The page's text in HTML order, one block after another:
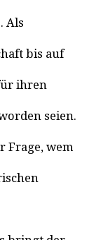
Als
bis auf
ihren
seien.
Frage, wem